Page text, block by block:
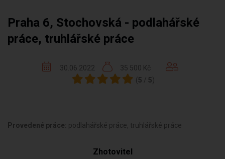
Praha 6, Stochovská - podlahářské
práce, truhlářské práce
30.06.2022
35 500 Kč
( 5 / 5)
Provedené práce: podlahářské práce, truhlářské práce
Zhotovitel